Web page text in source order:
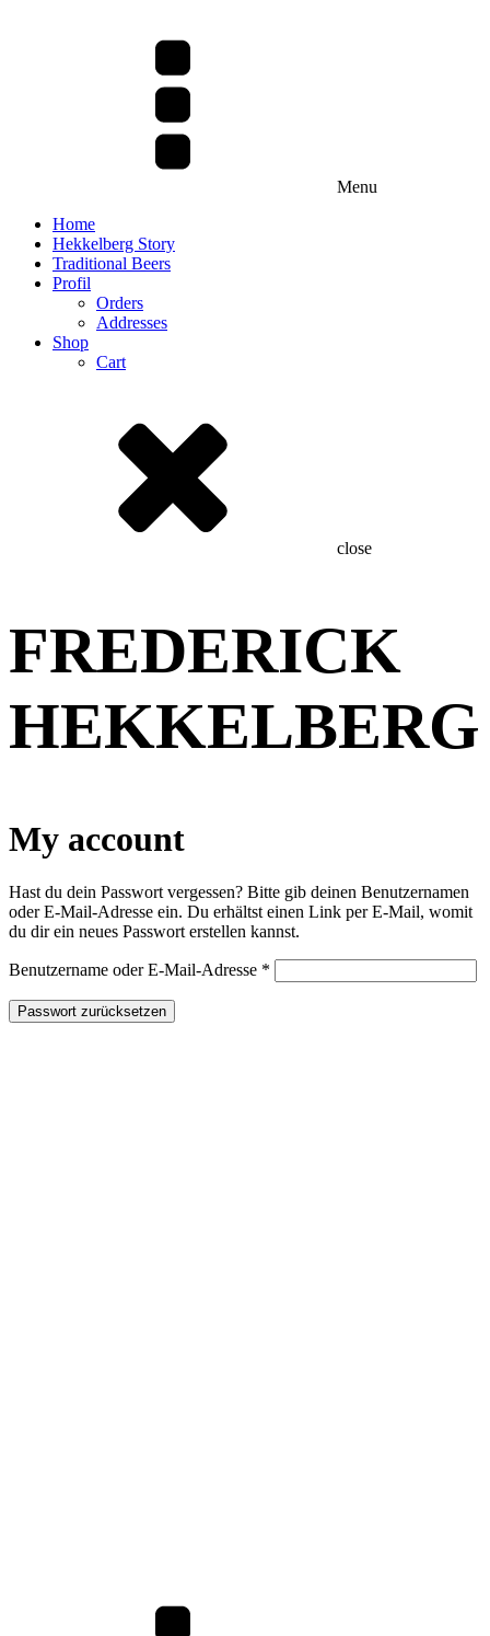
Menu
Home
Hekkelberg Story
Traditional Beers
Profil
Orders
Addresses
Shop
Cart
close
FREDERICK
HEKKELBERG
My account
Hast du dein Passwort vergessen? Bitte gib deinen Benutzernamen
oder E-Mail-Adresse ein. Du erhältst einen Link per E-Mail, womit
du dir ein neues Passwort erstellen kannst.
Benutzername oder E-Mail-Adresse *
Passwort zurücksetzen